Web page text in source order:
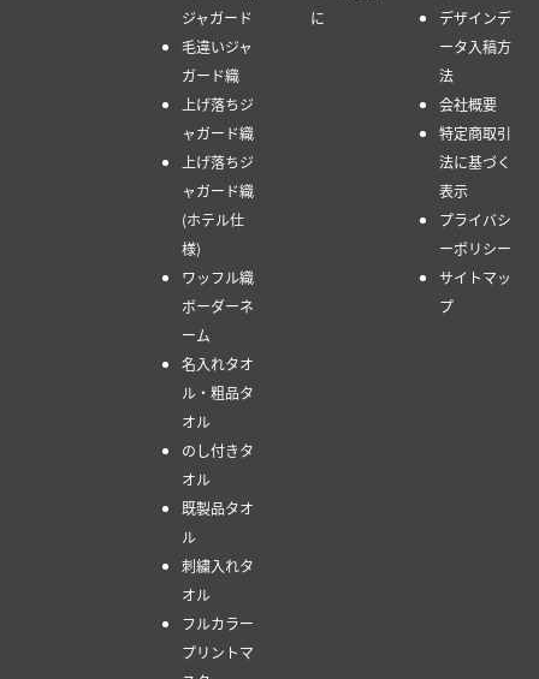
ジャガード
毛違いジャ
ガード織
上げ落ちジ
ャガード織
上げ落ちジ
ャガード織
(ホテル仕
様)
ワッフル織
ボーダーネ
ーム
名入れタオ
ル・粗品タ
オル
のし付きタ
オル
既製品タオ
ル
刺繍入れタ
オル
フルカラー
プリントマ
に
デザインデ
ータ入稿方
法
会社概要
特定商取引
法に基づく
表示
プライバシ
ーポリシー
サイトマッ
プ